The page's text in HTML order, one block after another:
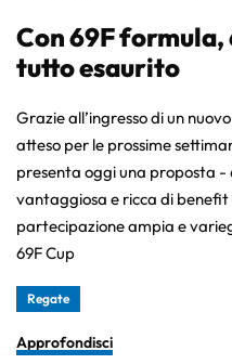
Con 69F formula,
tutto esaurito
Grazie all’ingresso di un
atteso per le prossime
presenta oggi una proposta -
vantaggiosa e ricca di
partecipazione ampia e
69F Cup
Regate
Approfondisci